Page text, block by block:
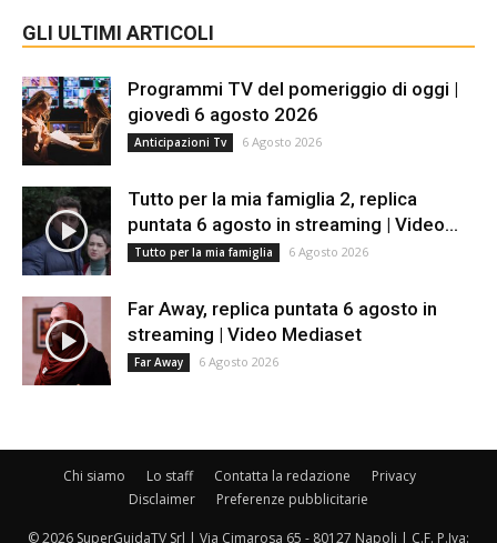
GLI ULTIMI ARTICOLI
Programmi TV del pomeriggio di oggi |
giovedì 6 agosto 2026
Anticipazioni Tv 6 Agosto 2026
Tutto per la mia famiglia 2, replica
puntata 6 agosto in streaming | Video...
Tutto per la mia famiglia 6 Agosto 2026
Far Away, replica puntata 6 agosto in
streaming | Video Mediaset
Far Away 6 Agosto 2026
Chi siamo Lo staff Contatta la redazione
Privacy
Disclaimer
Preferenze pubblicitarie
© 2026 SuperGuidaTV Srl | Via Cimarosa 65 - 80127 Napoli | C.F. P.Iva: